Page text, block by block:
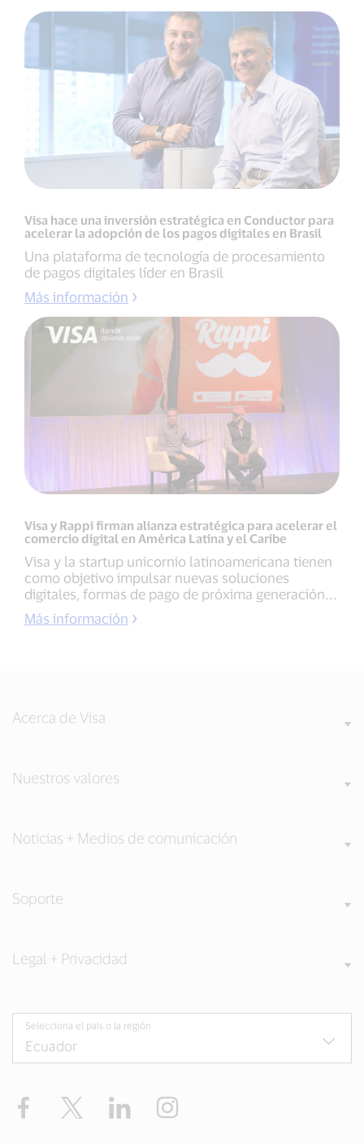
Visa hace una inversión estratégica en Conductor para
acelerar la adopción de los pagos digitales en Brasil
Una plataforma de tecnología de procesamiento
de pagos digitales líder en Brasil
Más información
Visa y Rappi firman alianza estratégica para acelerar el
comercio digital en América Latina y el Caribe
Visa y la startup unicornio latinoamericana tienen
como objetivo impulsar nuevas soluciones
digitales, formas de pago de próxima generación...
Más información
Acerca de Visa
Nuestros valores
Noticias + Medios de comunicación
Soporte
Legal + Privacidad
Selecciona el país o la región
Facebook Twitter LinkedIn